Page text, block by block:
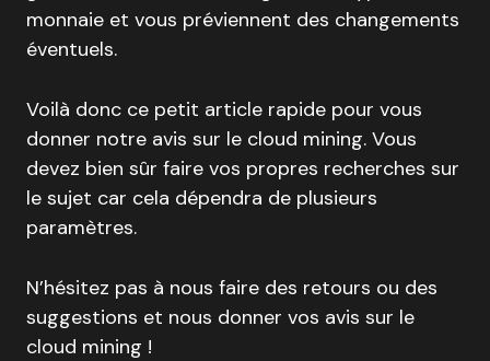
monnaie et vous préviennent des changements
éventuels.
Voilà donc ce petit article rapide pour vous
donner notre avis sur le cloud mining. Vous
devez bien sûr faire vos propres recherches sur
le sujet car cela dépendra de plusieurs
paramètres.
N’hésitez pas à nous faire des retours ou des
suggestions et nous donner vos avis sur le
cloud mining !